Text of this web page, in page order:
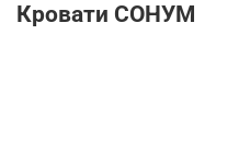
Кровати СОНУМ